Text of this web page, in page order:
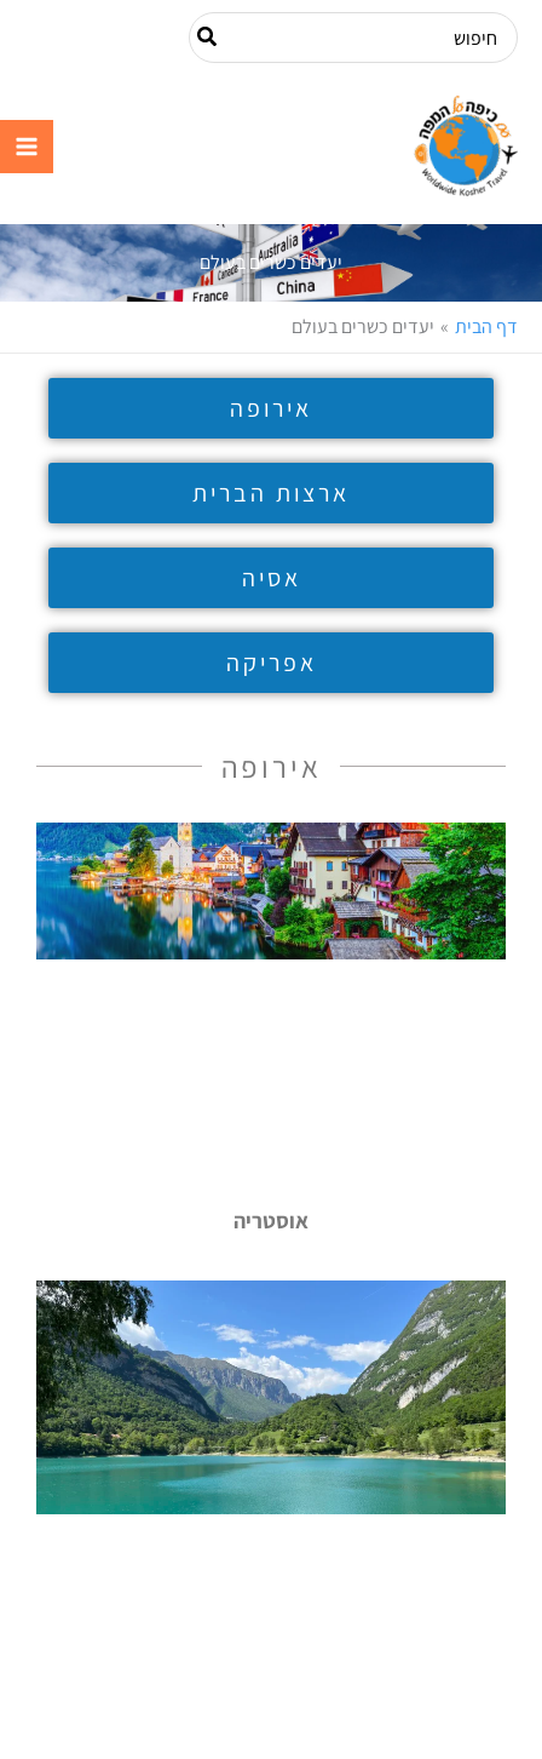
דילוג
לתוכן
Search
for:
יעדים כשרים בעולם
דף הבית יעדים כשרים בעולם
אירופה
ארצות הברית
אסיה
אפריקה
אירופה
אוסטריה